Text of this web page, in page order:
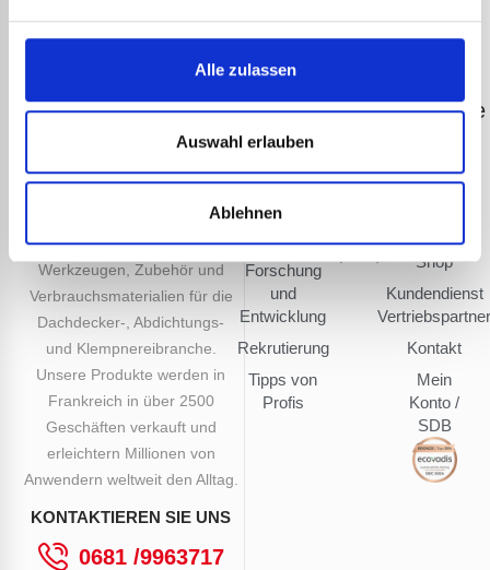
Alle zulassen
Auswahl erlauben
Ablehnen
vermarktet Guilbert Express
eine Reihe von beheizten
Werkzeugen, Zubehör und
Verbrauchsmaterialien für die
Dachdecker-, Abdichtungs-
und Klempnereibranche.
Unsere Produkte werden in
Frankreich in über 2500
Geschäften verkauft und
erleichtern Millionen von
Anwendern weltweit den Alltag.
KONTAKTIEREN SIE UNS
0681 /9963717
Guilbert
Express
Know-how
Express
seit 1905
Forschung
und
Entwicklung
Rekrutierung
Tipps von
Profis
Dokumentation
Dokumentationen
Fotoarchiv
Nützliche
einen
Online-
Shop
Kundendienst
Kontakt
Mein
Konto /
SDB